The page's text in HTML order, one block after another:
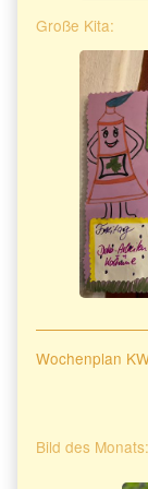
Große Kita:
Previous
Wochenplan
Primary
Bild des Monats: